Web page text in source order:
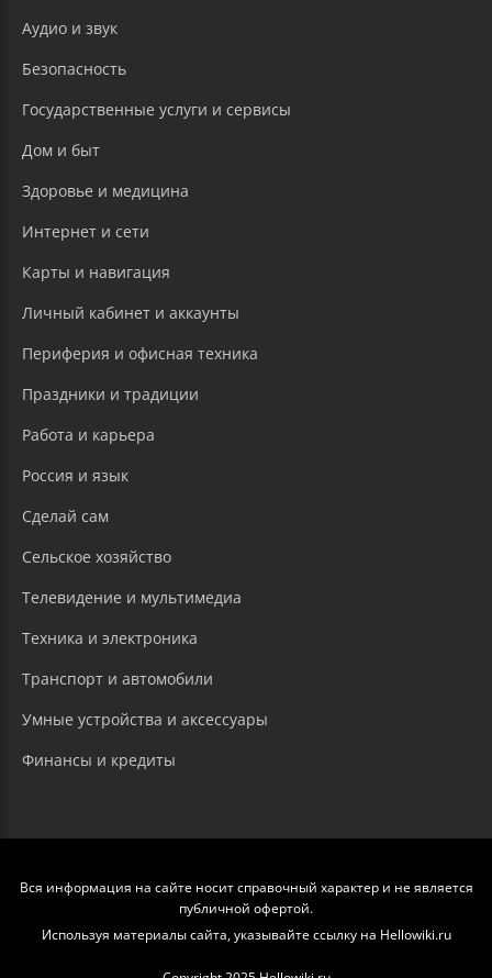
Аудио и звук
Безопасность
Государственные услуги и сервисы
Дом и быт
Здоровье и медицина
Интернет и сети
Карты и навигация
Личный кабинет и аккаунты
Периферия и офисная техника
Праздники и традиции
Работа и карьера
Россия и язык
Сделай сам
Сельское хозяйство
Телевидение и мультимедиа
Техника и электроника
Транспорт и автомобили
Умные устройства и аксессуары
Финансы и кредиты
Вся информация на сайте носит справочный характер и не является
публичной офертой.
Используя материалы сайта, указывайте ссылку на Hellowiki.ru